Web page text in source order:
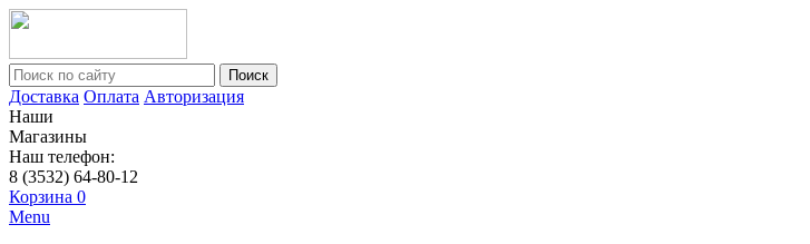
Поиск
Доставка Оплата Авторизация
Наши
Магазины
Наш телефон:
8 (3532) 64-80-12
Корзина 0
Menu